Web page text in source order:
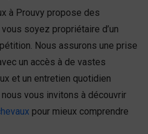
à Prouvy propose des
soyez propriétaire d’un
Nous assurons une prise
un accès à de vastes
et un entretien quotidien
vous invitons à découvrir
pour mieux comprendre